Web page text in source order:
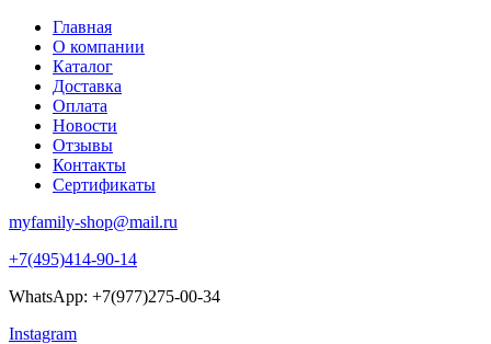
Главная
О компании
Каталог
Доставка
Оплата
Новости
Отзывы
Контакты
Сертификаты
myfamily-shop@mail.ru
+7(495)414-90-14
WhatsApp: +7(977)275-00-34
Instagram